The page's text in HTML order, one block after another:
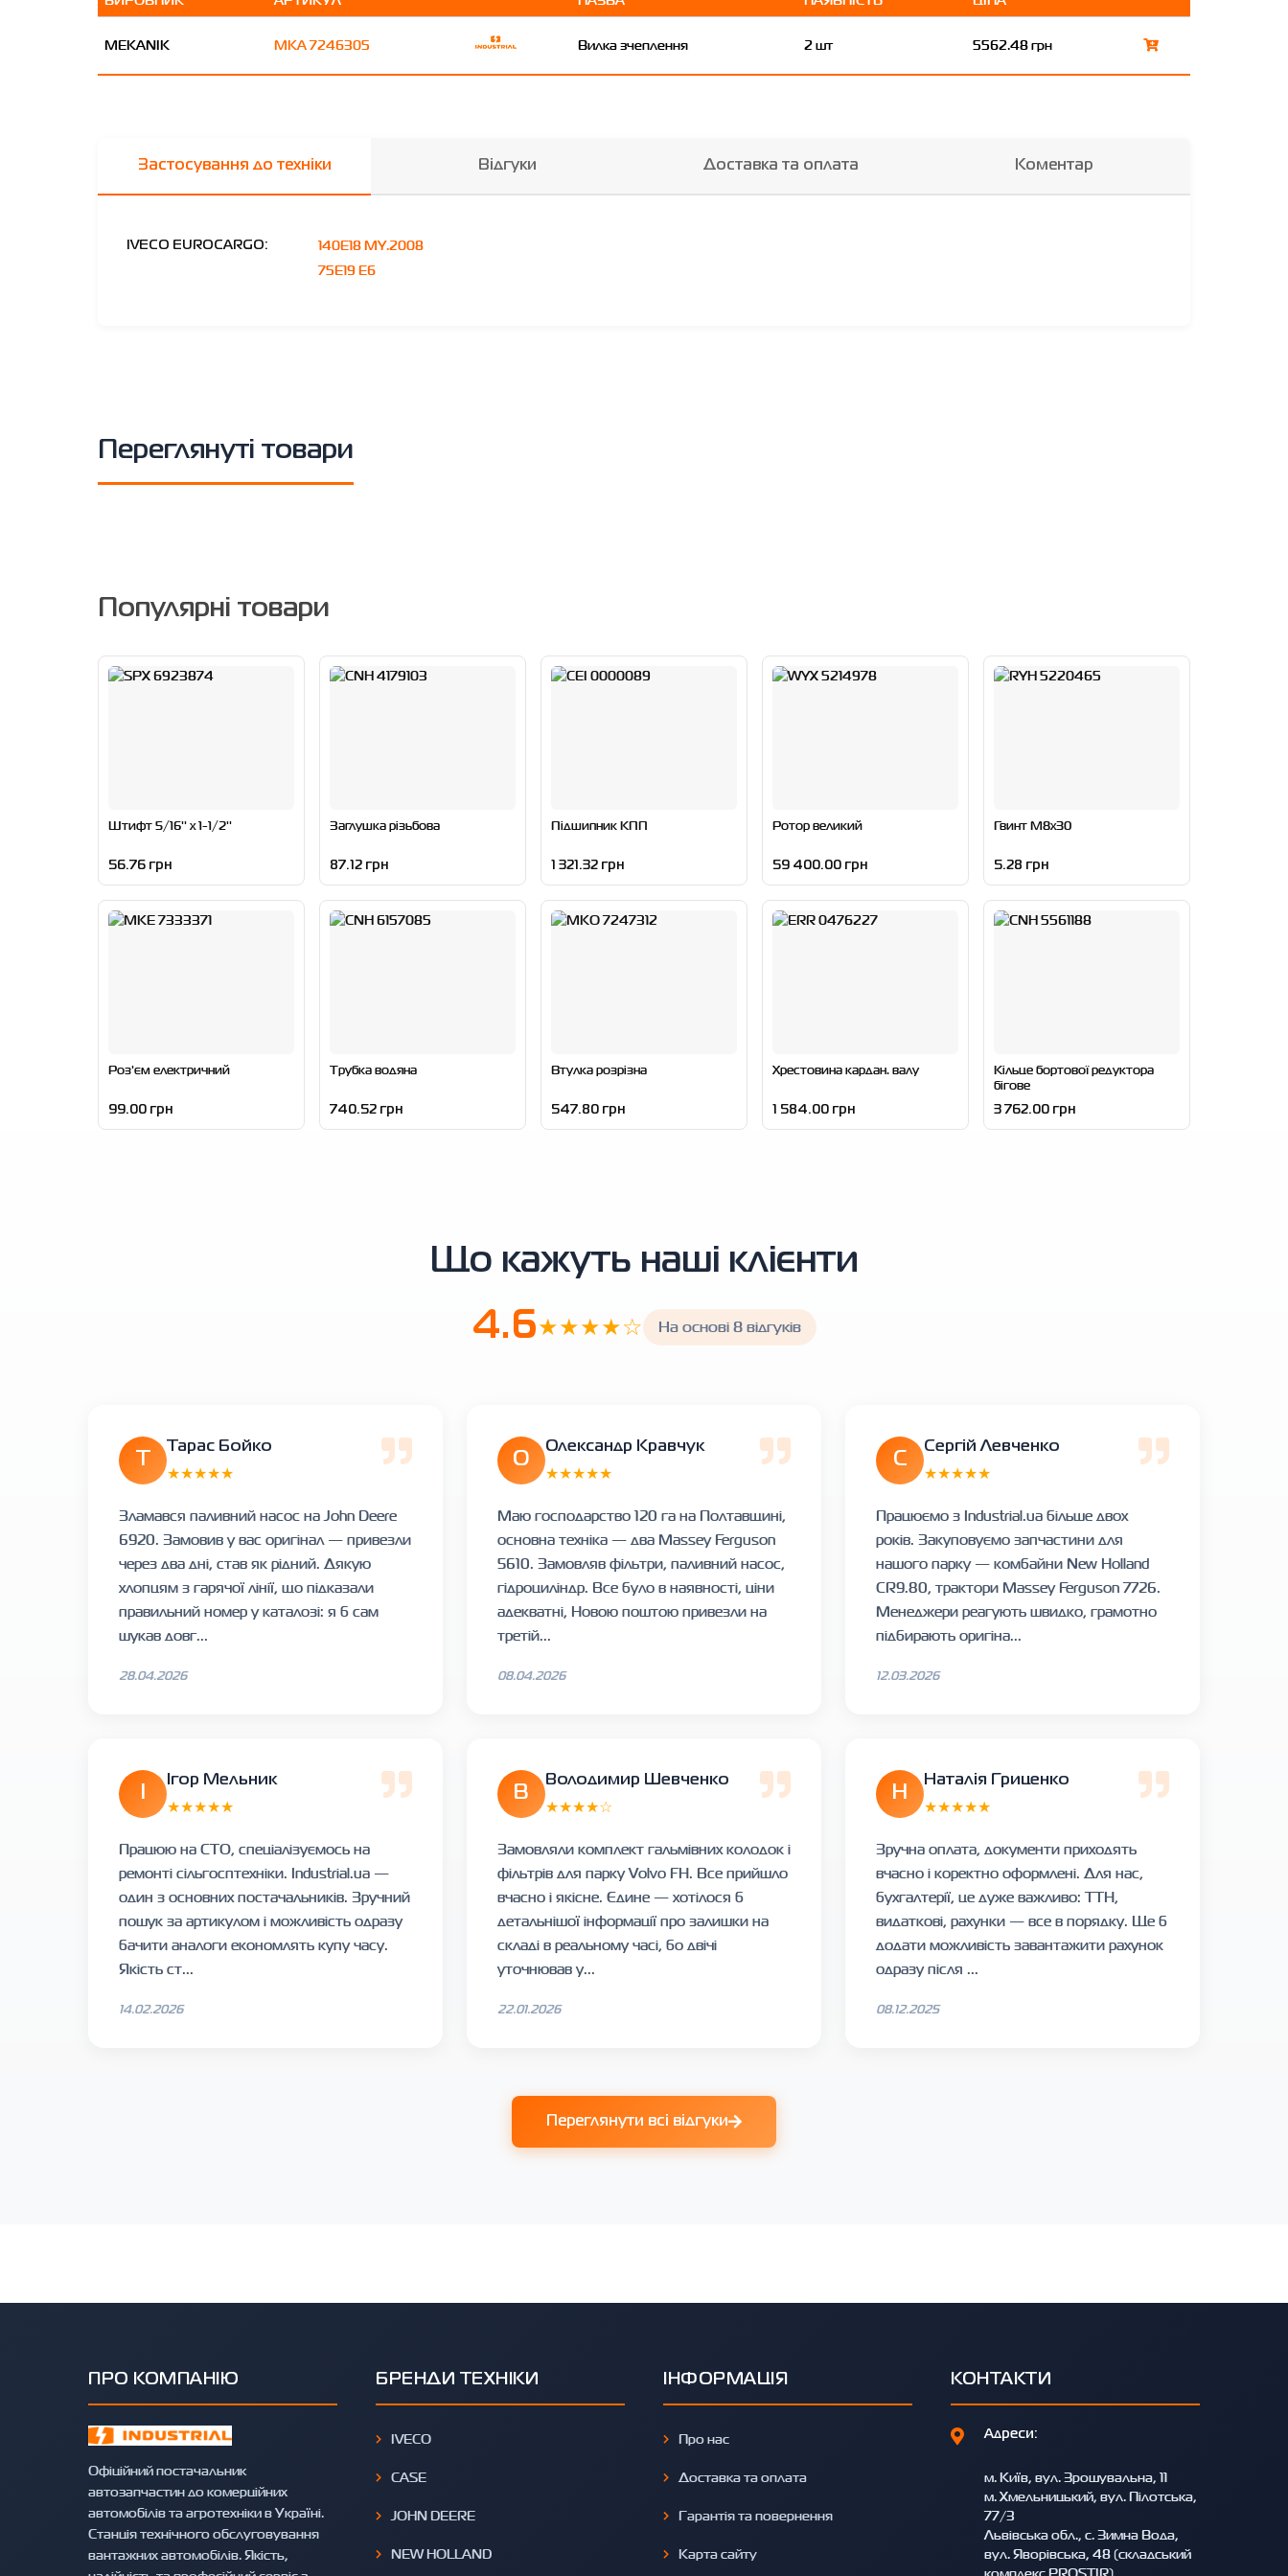
MEKANIK MKA 7246305 Вилка зчеплення 2 шт 5562.48 грн
Застосування до техніки Відгуки Доставка та оплата Коментар
IVECO EUROCARGO:
140E18 MY.2008
75E19 E6
Переглянуті товари
Популярні товари
Штифт 5/16'' x 1-1/2''
56.76 грн
Заглушка різьбова
87.12 грн
Підшипник КПП
1 321.32 грн
Ротор великий
59 400.00 грн
Гвинт M8x30
5.28 грн
Роз'єм електричний
99.00 грн
Трубка водяна
740.52 грн
Втулка розрізна
547.80 грн
Хрестовина кардан. валу
1 584.00 грн
Кільце бортової редуктора
бігове
3 762.00 грн
Що кажуть наші клієнти
4.6★★★★☆ На основі 8 відгуків
Тарас Бойко
★★★★★
Зламався паливний насос на John Deere
6920. Замовив у вас оригінал — привезли
через два дні, став як рідний. Дякую
хлопцям з гарячої лінії, що підказали
правильний номер у каталозі: я б сам
шукав довг...
28.04.2026
О
Олександр Кравчук
★★★★★
Маю господарство 120 га на Полтавщині,
основна техніка — два Massey Ferguson
5610. Замовляв фільтри, паливний насос,
гідроциліндр. Все було в наявності, ціни
адекватні, Новою поштою привезли на
третій...
08.04.2026
С
Сергій Левченко
★★★★★
Працюємо з Industrial.ua більше двох
років. Закуповуємо запчастини для
нашого парку — комбайни New Holland
CR9.80, трактори Massey Ferguson 7726.
Менеджери реагують швидко, грамотно
підбирають оригіна...
12.03.2026
Ігор Мельник
★★★★★
Працюю на СТО, спеціалізуємось на
ремонті сільгосптехніки. Industrial.ua —
один з основних постачальників. Зручний
пошук за артикулом і можливість одразу
бачити аналоги економлять купу часу.
Якість ст...
14.02.2026
В
Володимир Шевченко
★★★★☆
Замовляли комплект гальмівних колодок і
фільтрів для парку Volvo FH. Все прийшло
вчасно і якісне. Єдине — хотілося б
детальнішої інформації про залишки на
складі в реальному часі, бо двічі
уточнював у...
22.01.2026
Н
Наталія Гриценко
★★★★★
Зручна оплата, документи приходять
вчасно і коректно оформлені. Для нас,
бухгалтерії, це дуже важливо: ТТН,
видаткові, рахунки — все в порядку. Ще б
додати можливість завантажити рахунок
одразу після ...
08.12.2025
Переглянути всі відгуки
ПРО КОМПАНІЮ
Офіційний постачальник
автозапчастин до комерційних
автомобілів та агротехніки в Україні.
Станція технічного обслуговування
вантажних автомобілів. Якість,
БРЕНДИ ТЕХНІКИ
IVECO
CASE
JOHN DEERE
NEW HOLLAND
ІНФОРМАЦІЯ
Про нас
Доставка та оплата
Гарантія та повернення
Карта сайту
КОНТАКТИ
Адреси:
м. Київ, вул. Зрошувальна, 11
м. Хмельницький, вул. Пілотська,
77/3
Львівська обл., с. Зимна Вода,
вул. Яворівська, 48 (складський